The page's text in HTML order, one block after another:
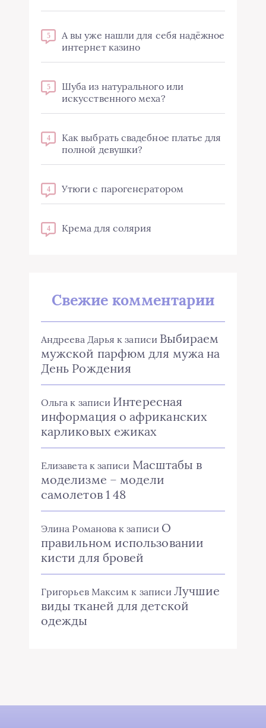
5
А вы уже нашли для себя надёжное
интернет казино
5
Шуба из натурального или
искусственного меха?
4
Как выбрать свадебное платье для
полной девушки?
4 Утюги с парогенератором
4 Крема для солярия
Свежие комментарии
Андреева Дарья к записи Выбираем
мужской парфюм для мужа на
День Рождения
Ольга к записи Интересная
информация о африканских
карликовых ежиках
Елизаветак записи Масштабы в
моделизме – модели
самолетов 1 48
Элина Романова к записи О
правильном использовании
кисти для бровей
Григорьев Максим к записиЛучшие
виды тканей для детской
одежды